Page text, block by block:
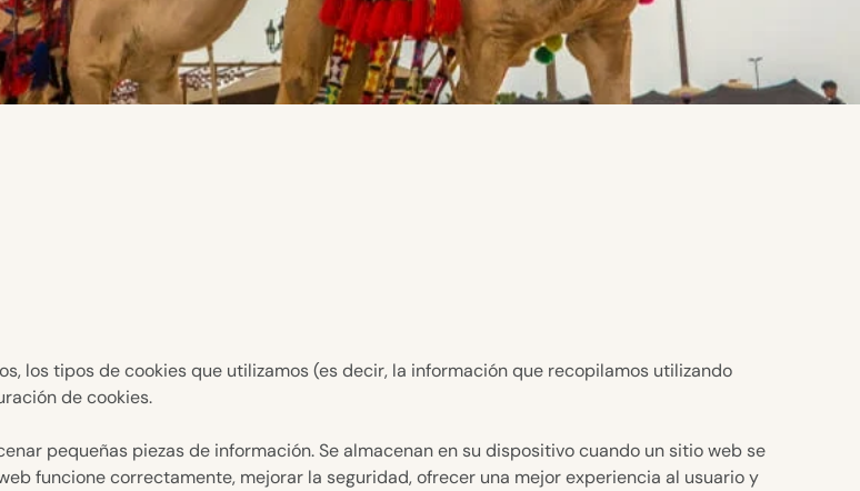
los tipos de cookies que utilizamos (es decir, la información que recopilamos utilizando
de cookies.
pequeñas piezas de información. Se almacenan en su dispositivo cuando un sitio web se
funcione correctamente, mejorar la seguridad, ofrecer una mejor experiencia al usuario y